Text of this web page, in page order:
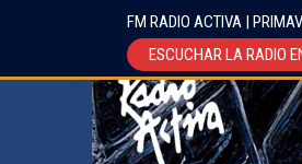
FM RADIO ACTIVA |
ESCUCHAR LA RADIO